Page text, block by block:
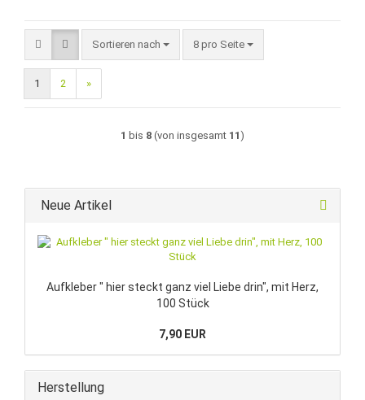
Sortieren nach
Sortieren nach 8 pro Seite
pro Seite
1 2 »
1 bis 8 (von insgesamt 11)
Neue Artikel
Aufkleber " hier steckt ganz viel Liebe drin", mit Herz,
100 Stück
7,90 EUR
Herstellung